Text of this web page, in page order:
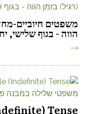
משפטים חיוביים-
הווה - בגוף שלישי,